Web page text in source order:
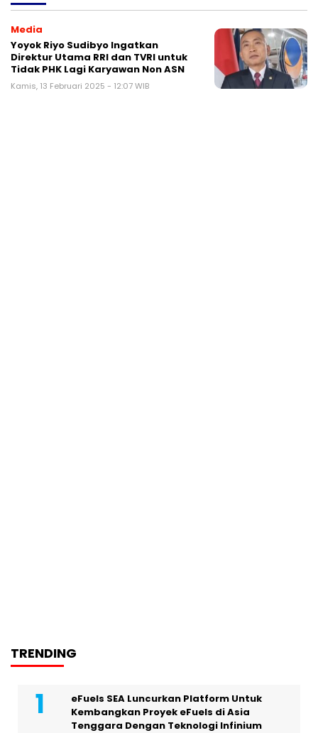
Media
Yoyok Riyo Sudibyo Ingatkan
Direktur Utama RRI dan TVRI untuk
Tidak PHK Lagi Karyawan Non ASN
Kamis, 13 Februari 2025 - 12:07 WIB
TRENDING
eFuels SEA Luncurkan Platform Untuk
Kembangkan Proyek eFuels di Asia
Tenggara Dengan Teknologi Infinium